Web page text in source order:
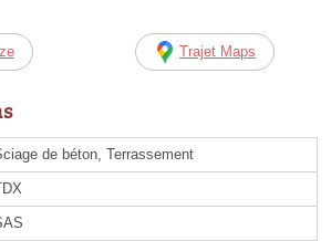
Trajet Maps
de béton, Terrassement